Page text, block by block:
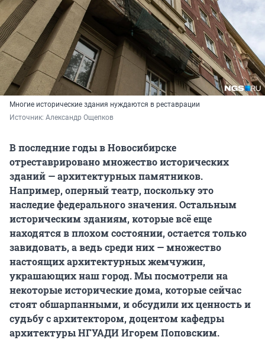
Многие исторические здания нуждаются в реставрации
Источник: Александр Ощепков
В последние годы в Новосибирске
отреставрировано множество исторических
зданий — архитектурных памятников.
Например, оперный театр, поскольку это
наследие федерального значения. Остальным
историческим зданиям, которые всё еще
находятся в плохом состоянии, остается только
завидовать, а ведь среди них — множество
настоящих архитектурных жемчужин,
украшающих наш город. Мы посмотрели на
некоторые исторические дома, которые сейчас
стоят обшарпанными, и обсудили их ценность и
судьбу с архитектором, доцентом кафедры
архитектуры НГУАДИ Игорем Поповским.